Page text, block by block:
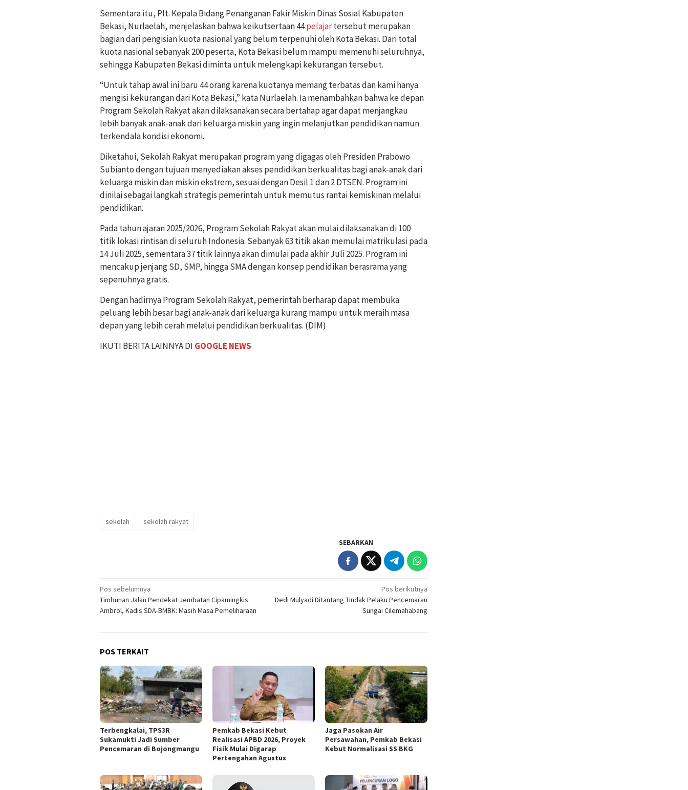
Sementara itu, Plt. Kepala Bidang Penanganan Fakir Miskin Dinas Sosial Kabupaten
Bekasi, Nurlaelah, menjelaskan bahwa keikutsertaan 44pelajartersebut merupakan
bagian dari pengisian kuota nasional yang belum terpenuhi oleh Kota Bekasi. Dari total
kuota nasional sebanyak 200 peserta, Kota Bekasi belum mampu memenuhi seluruhnya,
sehingga Kabupaten Bekasi diminta untuk melengkapi kekurangan tersebut.
“Untuk tahap awal ini baru 44 orang karena kuotanya memang terbatas dan kami hanya
mengisi kekurangan dari Kota Bekasi,” kata Nurlaelah. Ia menambahkan bahwa ke depan
Program Sekolah Rakyat akan dilaksanakan secara bertahap agar dapat menjangkau
lebih banyak anak-anak dari keluarga miskin yang ingin melanjutkan pendidikan namun
terkendala kondisi ekonomi.
Diketahui, Sekolah Rakyat merupakan program yang digagas oleh Presiden Prabowo
Subianto dengan tujuan menyediakan akses pendidikan berkualitas bagi anak-anak dari
keluarga miskin dan miskin ekstrem, sesuai dengan Desil 1 dan 2 DTSEN. Program ini
dinilai sebagai langkah strategis pemerintah untuk memutus rantai kemiskinan melalui
pendidikan.
Pada tahun ajaran 2025/2026, Program Sekolah Rakyat akan mulai dilaksanakan di 100
titik lokasi rintisan di seluruh Indonesia. Sebanyak 63 titik akan memulai matrikulasi pada
14 Juli 2025, sementara 37 titik lainnya akan dimulai pada akhir Juli 2025. Program ini
mencakup jenjang SD, SMP, hingga SMA dengan konsep pendidikan berasrama yang
sepenuhnya gratis.
Dengan hadirnya Program Sekolah Rakyat, pemerintah berharap dapat membuka
peluang lebih besar bagi anak-anak dari keluarga kurang mampu untuk meraih masa
depan yang lebih cerah melalui pendidikan berkualitas. (DIM)
IKUTI BERITA LAINNYA DI GOOGLE NEWS
sekolah sekolah rakyat
SEBARKAN
Navigasi
pos
Pos sebelumnya
Timbunan Jalan Pendekat Jembatan Cipamingkis
Ambrol, Kadis SDA-BMBK: Masih Masa Pemeliharaan
Pos berikutnya
Dedi Mulyadi Ditantang Tindak Pelaku Pencemaran
Sungai Cilemahabang
POS TERKAIT
Terbengkalai, TPS3R
Sukamukti Jadi Sumber
Pencemaran di Bojongmangu
Pemkab Bekasi Kebut
Realisasi APBD 2026, Proyek
Fisik Mulai Digarap
Pertengahan Agustus
Jaga Pasokan Air
Persawahan, Pemkab Bekasi
Kebut Normalisasi SS BKG